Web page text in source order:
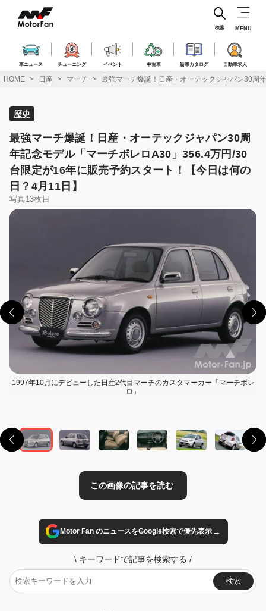
ス
車ニュース チューニング イベント 中古車 新車カタログ 自動車求人
検索 MENU
HOME 日産 マーチ 最強マーチ爆誕！日産・オーテックジャパン30周
歴史
最強マーチ爆誕！日産・オーテックジャパン30周
年記念モデル「マーチボレロA30」356.4万円/30
台限定が16年に販売予約スタート！【今日は何の
日？4月11日】
写真13枚目
1997年10月にデビューした日産2代目マーチのカスタマーカー「マーチボレ
ロ」
Motor Fan のニュースをGoogle検索で優先表示→
\ キーワードで記事を検索する /
検索